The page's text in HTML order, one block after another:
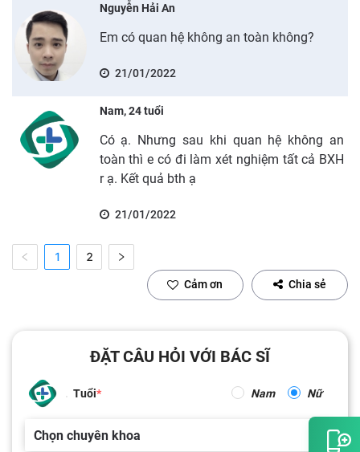
Nguyễn Hải An
Em có quan hệ không an toàn không?
21/01/2022
Nam, 24 tuổi
Có ạ. Nhưng sau khi quan hệ không an
toàn thì e có đi làm xét nghiệm tất cả BXH
r ạ. Kết quả bth ạ
21/01/2022
1 2
Cảm ơn Chia sẻ
ĐẶT CÂU HỎI VỚI BÁC SĨ
Tuổi Nam Nữ
Chọn chuyên khoa